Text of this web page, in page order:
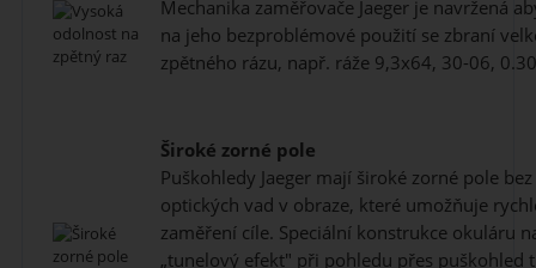
Mechanika zaměřovače Jaeger je navržená
na jeho bezproblémové použití se zbraní
zpětného rázu, např. ráže 9,3x64, 30-06,
Široké zorné pole
Puškohledy Jaeger mají široké zorné pole
optických vad v obraze, které umožňuje
zaměření cíle. Speciální konstrukce okuláru
„tunelový efekt" při pohledu přes puškohled